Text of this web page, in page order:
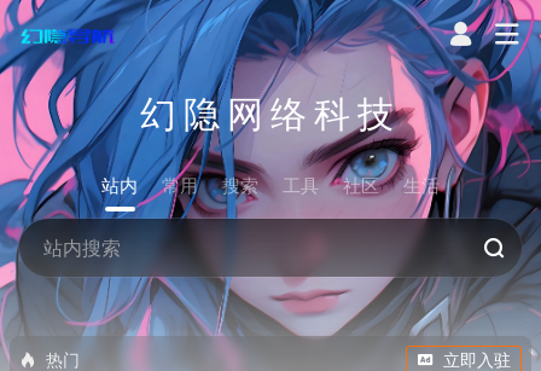
幻隐网络科技
站内 常用 搜索 工具 社区 生活
热门 立即入驻